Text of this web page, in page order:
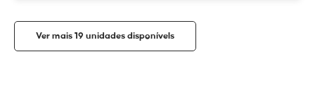
Ver mais 19 unidades disponívels